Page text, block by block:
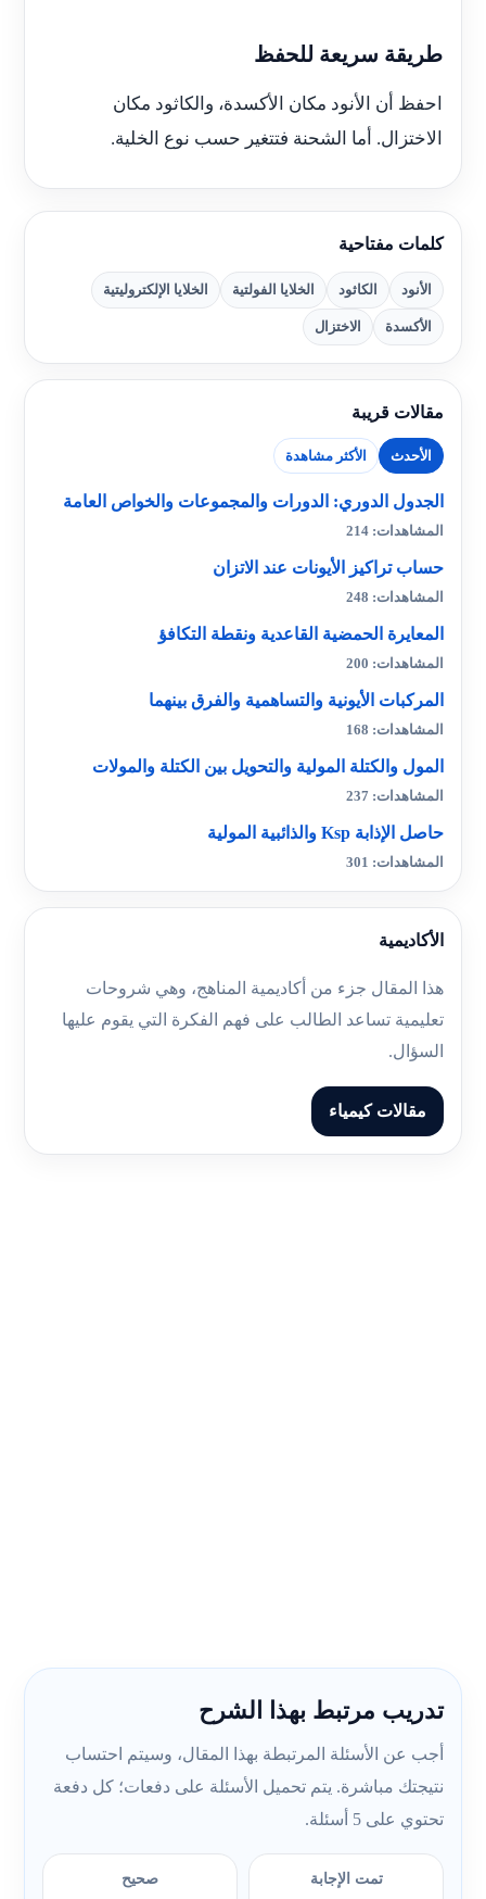
طريقة سريعة للحفظ
احفظ أن الأنود مكان الأكسدة، والكاثود مكان
الاختزال. أما الشحنة فتتغير حسب نوع الخلية.
كلمات مفتاحية
الأنود الكاثود الخلايا الفولتية الخلايا الإلكتروليتية
الأكسدة الاختزال
مقالات قريبة
الأحدث الأكثر مشاهدة
الجدول الدوري: الدورات والمجموعات والخواص العامة
المشاهدات: 214
حساب تراكيز الأيونات عند الاتزان
المشاهدات: 248
المعايرة الحمضية القاعدية ونقطة التكافؤ
المشاهدات: 200
المركبات الأيونية والتساهمية والفرق بينهما
المشاهدات: 168
المول والكتلة المولية والتحويل بين الكتلة والمولات
المشاهدات: 237
حاصل الإذابة Ksp والذائبية المولية
المشاهدات: 301
الأكاديمية
هذا المقال جزء من أكاديمية المناهج، وهي شروحات
تعليمية تساعد الطالب على فهم الفكرة التي يقوم عليها
السؤال.
مقالات كيمياء
تدريب مرتبط بهذا الشرح
أجب عن الأسئلة المرتبطة بهذا المقال، وسيتم احتساب
نتيجتك مباشرة. يتم تحميل الأسئلة على دفعات؛ كل دفعة
تحتوي على 5 أسئلة.
تمت الإجابة صحيح